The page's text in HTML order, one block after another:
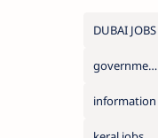
DUBAI JOBS
government jobs
information